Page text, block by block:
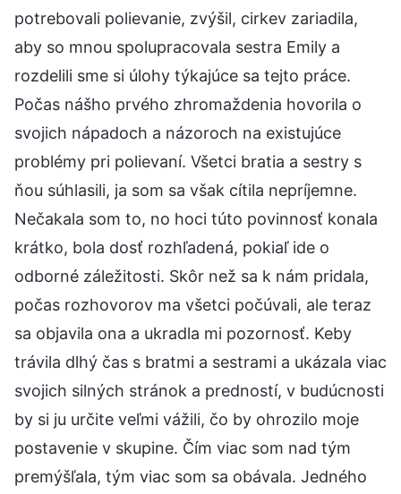
potrebovali polievanie, zvýšil, cirkev zariadila,
aby so mnou spolupracovala sestra Emily a
rozdelili sme si úlohy týkajúce sa tejto práce.
Počas nášho prvého zhromaždenia hovorila o
svojich nápadoch a názoroch na existujúce
problémy pri polievaní. Všetci bratia a sestry s
ňou súhlasili, ja som sa však cítila nepríjemne.
Nečakala som to, no hoci túto povinnosť konala
krátko, bola dosť rozhľadená, pokiaľ ide o
odborné záležitosti. Skôr než sa k nám pridala,
počas rozhovorov ma všetci počúvali, ale teraz
sa objavila ona a ukradla mi pozornosť. Keby
trávila dlhý čas s bratmi a sestrami a ukázala viac
svojich silných stránok a predností, v budúcnosti
by si ju určite veľmi vážili, čo by ohrozilo moje
postavenie v skupine. Čím viac som nad tým
premýšľala, tým viac som sa obávala. Jedného